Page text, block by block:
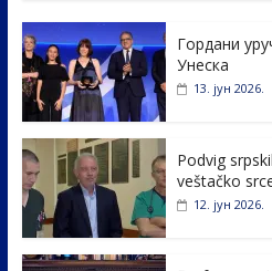
e
b
o
o
k
itt
er e
dI
Гордани
Унеска
13. јун 2026.
Podvig
veštačko
12. јун 2026.